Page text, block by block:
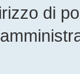
di